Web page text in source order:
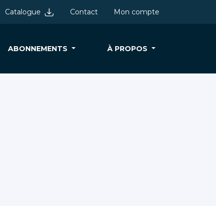
Catalogue Contact Mon compte
ABONNEMENTS À PROPOS